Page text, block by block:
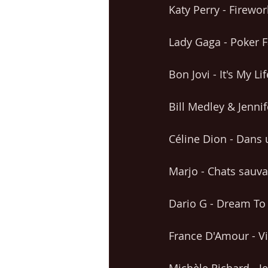
Katy Perry -
Lady Gaga - Poker
Bon Jovi - It's My
Bill Medley &
Céline Dion -
Marjo - Chats
Dario G - Dream
France D'Amour -